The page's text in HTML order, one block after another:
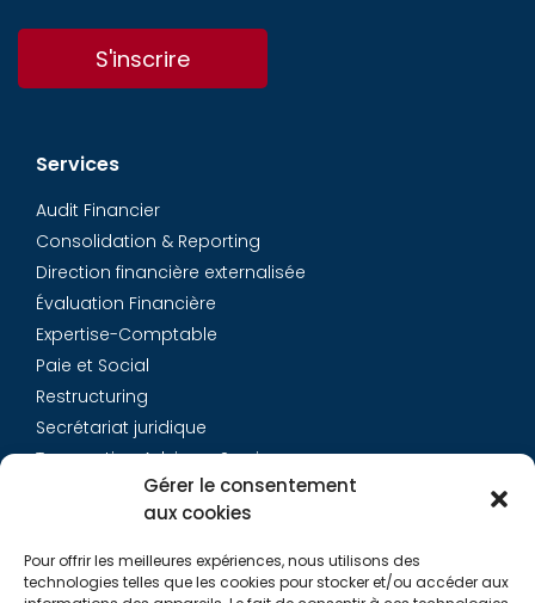
Gérer le consentement
aux cookies
Pour offrir les meilleures expériences, nous utilisons des
technologies telles que les cookies pour stocker et/ou accéder aux
S'inscrire
Services
Audit Financier
Consolidation & Reporting
Direction financière externalisée
Évaluation Financière
Expertise-Comptable
Paie et Social
Restructuring
Secrétariat juridique
Transaction Advisory Services
Équipe